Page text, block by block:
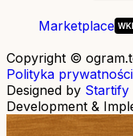
Marketplace
Copyright ©
Polityka prywatności
Designed by
Development &